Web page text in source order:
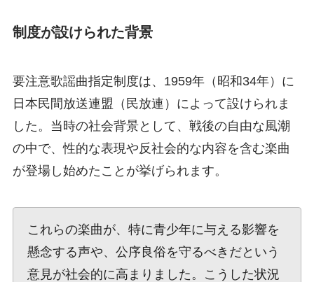
制度が設けられた背景
要注意歌謡曲指定制度は、1959年（昭和34年）に
日本民間放送連盟（民放連）によって設けられま
した。当時の社会背景として、戦後の自由な風潮
の中で、性的な表現や反社会的な内容を含む楽曲
が登場し始めたことが挙げられます。
これらの楽曲が、特に青少年に与える影響を
懸念する声や、公序良俗を守るべきだという
意見が社会的に高まりました。こうした状況